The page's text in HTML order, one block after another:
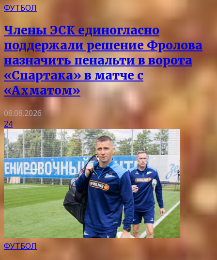
ФУТБОЛ
Члены ЭСК единогласно
поддержали решение Фролова
назначить пенальти в ворота
«Спартака» в матче с
«Ахматом»
08.08.2026
24
ФУТБОЛ